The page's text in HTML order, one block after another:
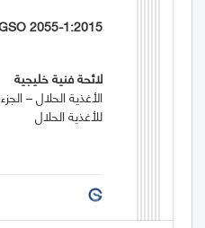
2055-1:2015
لائحة فنية خليجية
الأغذية الحلال –
للأغذية الحلال